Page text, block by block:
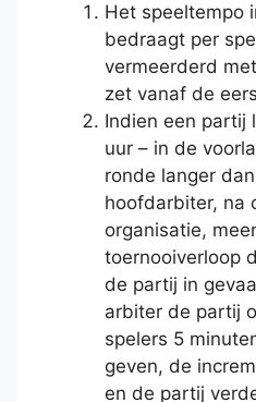
Het speeltempo
bedraagt per
vermeerderd
zet vanaf de
Indien een partij
uur – in de
ronde langer
hoofdarbiter, na
organisatie,
toernooiverloop
de partij in
arbiter de partij
spelers 5
geven, de
en de partij